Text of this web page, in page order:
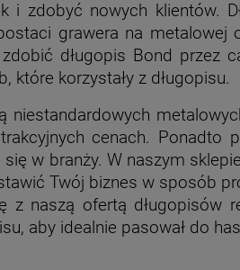
i zdobyć nowych klientów.
grawera na metalowej
długopis Bond przez
które korzystały z długopisu.
cenach. Ponadto
w branży. W naszym
Twój biznes w sposób
naszą ofertą długopisów
aby idealnie pasował do